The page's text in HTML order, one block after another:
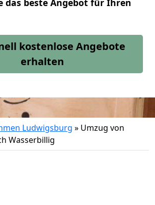
das beste Angebot für Ihren
kostenlose Angebote
erhalten
Ludwigsburg » Umzug von
Wasserbillig